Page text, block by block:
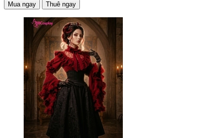
Mua ngay Thuê ngay